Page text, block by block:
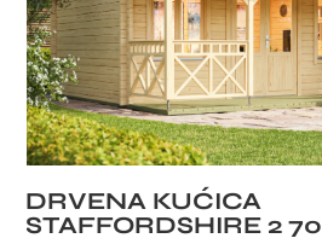
DRVENA KUĆICA
STAFFORDSHIRE 2 70